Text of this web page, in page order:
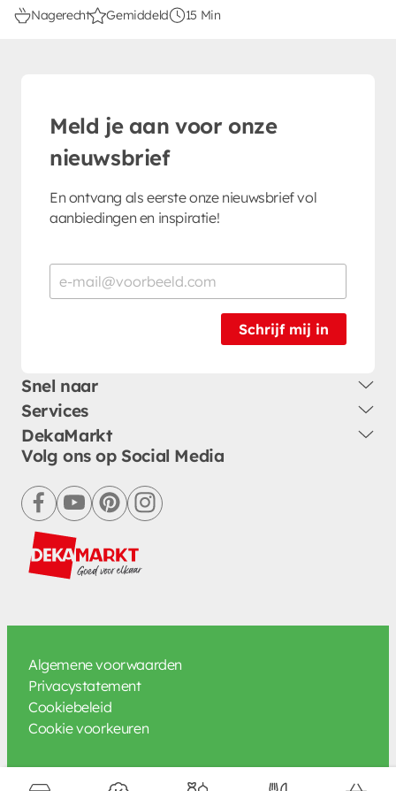
Nagerecht Gemiddeld 15 Min
Meld je aan voor onze
nieuwsbrief
En ontvang als eerste onze nieuwsbrief vol
aanbiedingen en inspiratie!
Schrijf mij in
Snel naar
Services
DekaMarkt
Volg ons op Social Media
facebookyoutubepinterestinstagram
Algemene voorwaarden
Privacystatement
Cookiebeleid
Cookie voorkeuren